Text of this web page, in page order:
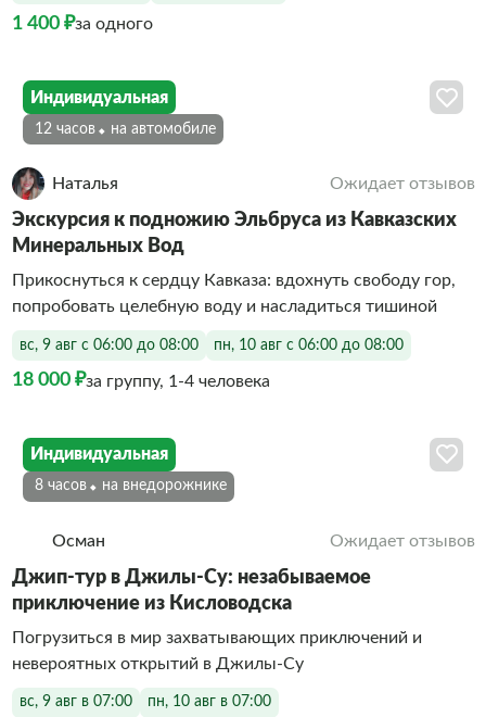
1 400 ₽за одного
Индивидуальная
12 часов На автомобиле
Наталья Ожидает отзывов
Экскурсия к подножию Эльбруса из Кавказских
Минеральных Вод
Прикоснуться к сердцу Кавказа: вдохнуть свободу гор,
попробовать целебную воду и насладиться тишиной
вс, 9 авг с 06:00 до 08:00 пн, 10 авг с 06:00 до 08:00
18 000 ₽за группу, 1-4 человека
Индивидуальная
8 часов На внедорожнике
Осман Ожидает отзывов
Джип-тур в Джилы-Су: незабываемое
приключение из Кисловодска
Погрузиться в мир захватывающих приключений и
невероятных открытий в Джилы-Су
вс, 9 авг в 07:00 пн, 10 авг в 07:00